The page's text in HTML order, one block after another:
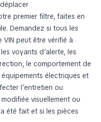
premier filtre, faites en
Demandez si tous les
peut être vérifié à
voyants d’alerte, les
le comportement de
électriques et
l’entretien ou
visuellement ou
été fait et si les pièces